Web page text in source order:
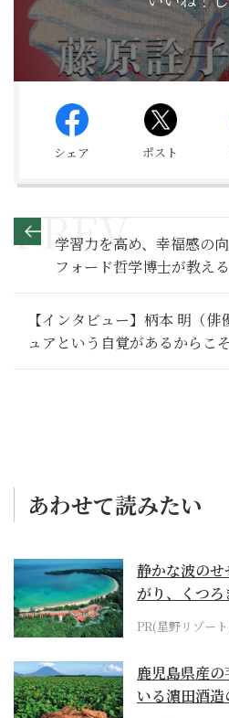
シェア ポスト
学習力を高め、幸福感の
フォード哲学博士が教え
【インタビュー】柄本 明（
ュアという自覚があるからこ
もなれるのではないか」
あわせて読みたい
静かな波の
がり、くつ
ホテル by...
PR(星野リゾー
鹿児島県産
いる濵田酒